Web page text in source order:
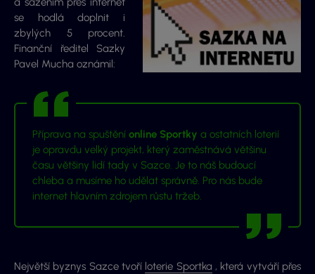
se hodlá doplnit i
zbylých 5 procent.
Finanční ředitel Sazky
Pavel Mucha oznámil:
Příprava na spuštění online Sportky a ostatních loterií
je opravdu velký projekt, který zaměstnává většinu
času většiny lidí tady v Sazce. Je to náš budoucí
chleba a musíme ho udělat správně. Pro nás bude
internet hlavním zdrojem růstu tržeb.
Největší byznys Sazce tvoří loterie Sportka , která vytváří přes